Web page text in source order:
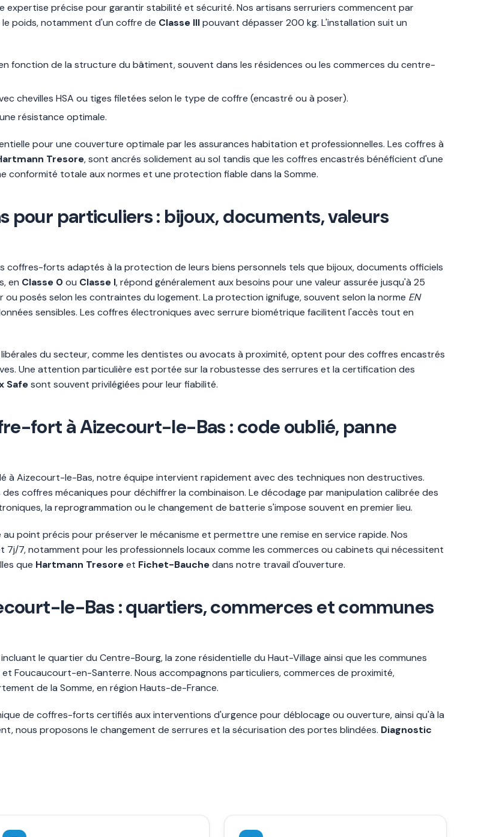
précise pour garantir stabilité et sécurité. Nos artisans serruriers commencent par
poids, notamment d'un coffre de Classe IIIpouvant dépasser 200 kg. L'installation suit un
fonction de la structure du bâtiment, souvent dans les résidences ou les commerces du centre-
chevilles HSA ou tiges filetées selon le type de coffre (encastré ou à poser).
résistance optimale.
pour une couverture optimale par les assurances habitation et professionnelles. Les coffres à
Tresore, sont ancrés solidement au sol tandis que les coffres encastrés bénéficient d'une
conformité totale aux normes et une protection fiable dans la Somme.
particuliers : bijoux, documents, valeurs
forts adaptés à la protection de leurs biens personnels tels que bijoux, documents officiels
en Classe 0 ou Classe I, répond généralement aux besoins pour une valeur assurée jusqu'à 25
posés selon les contraintes du logement. La protection ignifuge, souvent selon la norme EN
sensibles. Les coffres électroniques avec serrure biométrique facilitent l'accès tout en
du secteur, comme les dentistes ou avocats à proximité, optent pour des coffres encastrés
Une attention particulière est portée sur la robustesse des serrures et la certification des
Safesont souvent privilégiées pour leur fiabilité.
fort à Aizecourt-le-Bas : code oublié, panne
à Aizecourt-le-Bas, notre équipe intervient rapidement avec des techniques non destructives.
coffres mécaniques pour déchiffrer la combinaison. Le décodage par manipulation calibrée des
la reprogrammation ou le changement de batterie s'impose souvent en premier lieu.
point précis pour préserver le mécanisme et permettre une remise en service rapide. Nos
7, notamment pour les professionnels locaux comme les commerces ou cabinets qui nécessitent
que Hartmann Tresoreet Fichet-Bauchedans notre travail d'ouverture.
le-Bas : quartiers, commerces et communes
le quartier du Centre-Bourg, la zone résidentielle du Haut-Village ainsi que les communes
Foucaucourt-en-Santerre. Nous accompagnons particuliers, commerces de proximité,
de la Somme, en région Hauts-de-France.
de coffres-forts certifiés aux interventions d'urgence pour déblocage ou ouverture, ainsi qu'à la
nous proposons le changement de serrures et la sécurisation des portes blindées. Diagnostic